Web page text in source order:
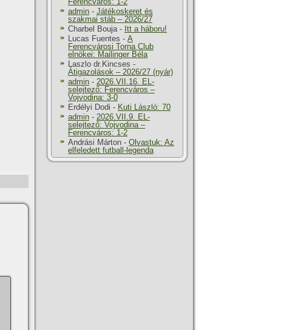
admin - Játékoskeret és
szakmai stáb – 2026/27
Charbel Bouja- Itt a háboru!
Lucas Fuentes - A
Ferencvárosi Torna Club
elnökei: Mailinger Béla
Laszlo dr.Kincses -
Átigazolások – 2026/27 (nyár)
admin - 2026.VII.16. EL-
selejtező: Ferencváros –
Vojvodina: 3-0
Erdélyi Dodi - Kuti László: 70
admin - 2026.VII.9. EL-
selejtező: Vojvodina –
Ferencváros: 1-2
Andrási Márton - Olvastuk: Az
elfeledett futball-legenda